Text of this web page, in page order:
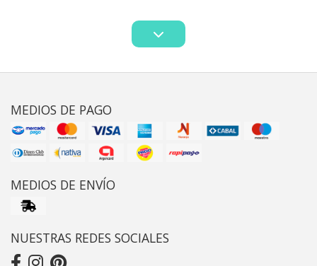
MEDIOS DE PAGO
MEDIOS DE ENVÍO
NUESTRAS REDES SOCIALES